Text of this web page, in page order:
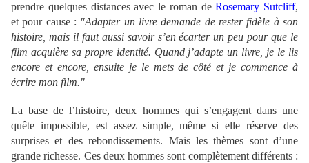
prendre quelques distances avec le roman deRosemary Sutcliff,
et pour cause : "Adapter un livre demande de rester fidèle à son
histoire, mais il faut aussi savoir s’en écarter un peu pour que le
film acquière sa propre identité. Quand j’adapte un livre, je le lis
encore et encore, ensuite je le mets de côté et je commence à
écrire mon film."
La base de l’histoire, deux hommes qui s’engagent dans une
quête impossible, est assez simple, même si elle réserve des
surprises et des rebondissements. Mais les thèmes sont d’une
grande richesse. Ces deux hommes sont complètement différents :